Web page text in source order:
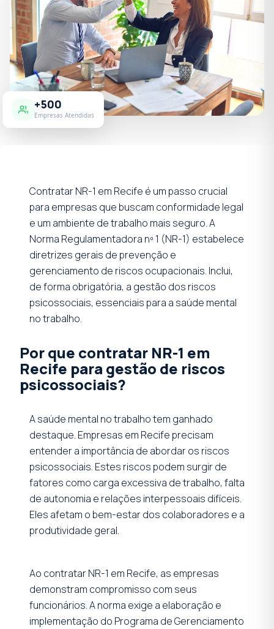
+500
Empresas Atendidas
Contratar NR-1 em Recife é um passo crucial
para empresas que buscam conformidade legal
e um ambiente de trabalho mais seguro. A
Norma Regulamentadora nº 1 (NR-1) estabelece
diretrizes gerais de prevenção e
gerenciamento de riscos ocupacionais. Inclui,
de forma obrigatória, a gestão dos riscos
psicossociais, essenciais para a saúde mental
no trabalho.
Por que contratar NR-1 em
Recife para gestão de riscos
psicossociais?
A saúde mental no trabalho tem ganhado
destaque. Empresas em Recife precisam
entender a importância de abordar os riscos
psicossociais. Estes riscos podem surgir de
fatores como carga excessiva de trabalho, falta
de autonomia e relações interpessoais difíceis.
Eles afetam o bem-estar dos colaboradores e a
produtividade geral.
Ao contratar NR-1 em Recife, as empresas
demonstram compromisso com seus
funcionários. A norma exige a elaboração e
implementação do Programa de Gerenciamento